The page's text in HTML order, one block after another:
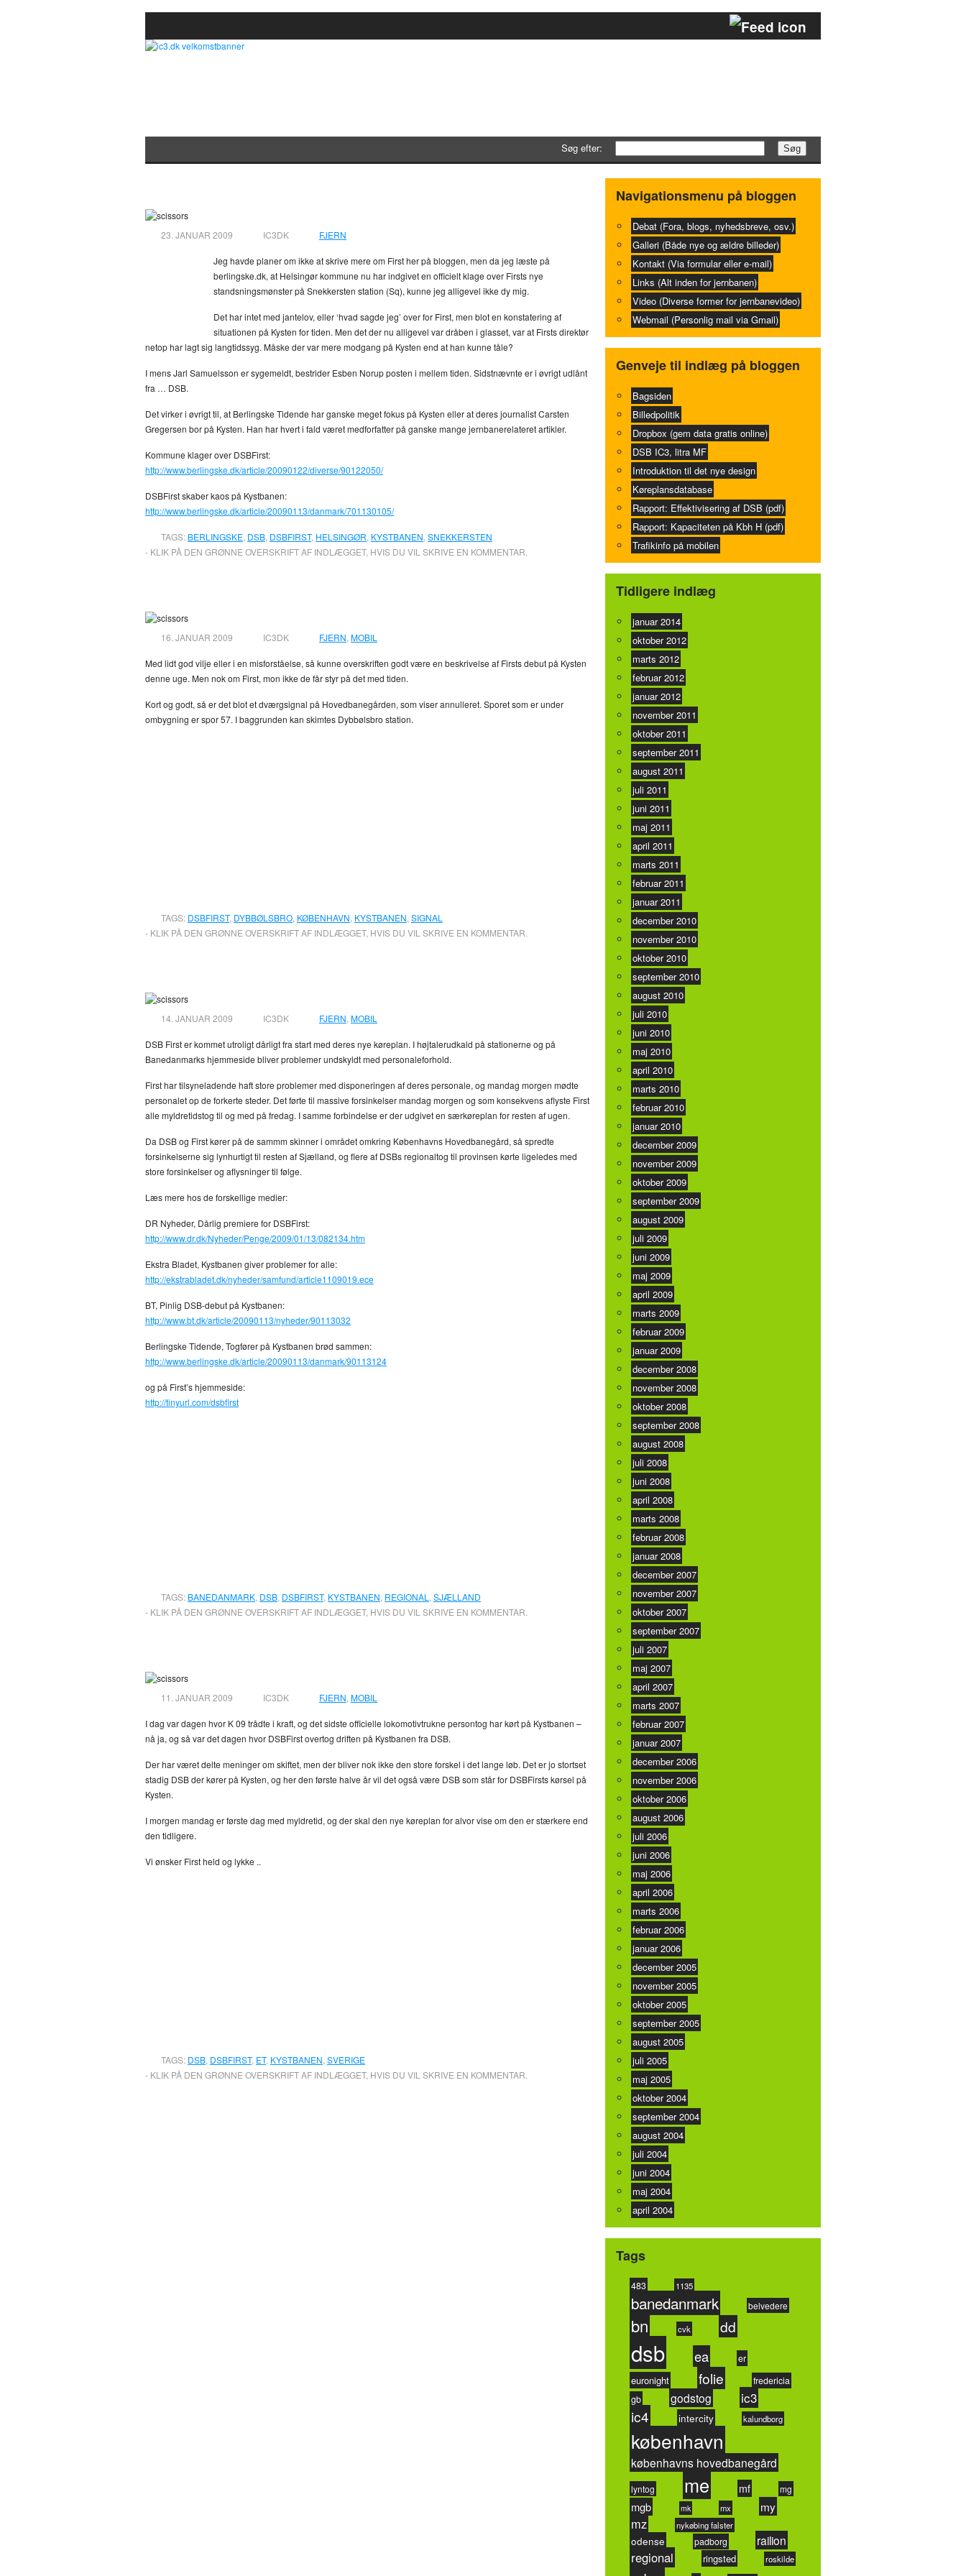
Søg efter:
23. JANUAR 2009 IC3DK FJERN
Jeg havde planer om ikke at skrive mere om First her på bloggen, men da jeg læste på
berlingske.dk, at Helsingør kommune nu har indgivet en officielt klage over Firsts nye
standsningsmønster på Snekkersten station (Sq), kunne jeg alligevel ikke dy mig.
Det har intet med jantelov, eller ‘hvad sagde jeg’ over for First, men blot en konstatering af
situationen på Kysten for tiden. Men det der nu alligevel var dråben i glasset, var at Firsts direktør
netop har lagt sig langtidssyg. Måske der var mere modgang på Kysten end at han kunne tåle?
I mens Jarl Samuelsson er sygemeldt, bestrider Esben Norup posten i mellem tiden. Sidstnævnte er i øvrigt udlånt
fra … DSB.
Det virker i øvrigt til, at Berlingske Tidende har ganske meget fokus på Kysten eller at deres journalist Carsten
Gregersen bor på Kysten. Han har hvert i fald været medforfatter på ganske mange jernbanerelateret artikler.
Kommune klager over DSBFirst:
http://www.berlingske.dk/article/20090122/diverse/90122050/
DSBFirst skaber kaos på Kystbanen:
http://www.berlingske.dk/article/20090113/danmark/701130105/
TAGS: BERLINGSKE DSB DSBFIRST, HELSINGØR KYSTBANEN SNEKKERSTEN
- KLIK PÅ DEN GRØNNE OVERSKRIFT AF INDLÆGGET, HVIS DU VIL SKRIVE EN KOMMENTAR.
16. JANUAR 2009 IC3DK FJERN MOBIL
Med lidt god vilje eller i en misforståelse, så kunne overskriften godt være en beskrivelse af Firsts debut på Kysten
denne uge. Men nok om First, mon ikke de får styr på det med tiden.
Kort og godt, så er det blot et dværgsignal på Hovedbanegården, som viser annulleret. Sporet som er under
ombygning er spor 57. I baggrunden kan skimtes Dybbølsbro station.
TAGS: DSBFIRST, DYBBØLSBRO KØBENHAVN KYSTBANEN SIGNAL
- KLIK PÅ DEN GRØNNE OVERSKRIFT AF INDLÆGGET, HVIS DU VIL SKRIVE EN KOMMENTAR.
14. JANUAR 2009 IC3DK FJERN MOBIL
DSB First er kommet utroligt dårligt fra start med deres nye køreplan. I højtalerudkald på stationerne og på
Banedanmarks hjemmeside bliver problemer undskyldt med personaleforhold.
First har tilsyneladende haft store problemer med disponeringen af deres personale, og mandag morgen mødte
personalet op de forkerte steder. Det førte til massive forsinkelser mandag morgen og som konsekvens aflyste First
alle myldretidstog til og med på fredag. I samme forbindelse er der udgivet en særkøreplan for resten af ugen.
Da DSB og First kører på de sammm skinner i området omkring Københavns Hovedbanegård, så spredte
forsinkelserne sig lynhurtigt til resten af Sjælland, og flere af DSBs regionaltog til provinsen kørte ligeledes med
store forsinkelser og aflysninger til følge.
Læs mere hos de forskellige medier:
DR Nyheder, Dårlig premiere for DSBFirst:
http://www.dr.dk/Nyheder/Penge/2009/01/13/082134.htm
Ekstra Bladet, Kystbanen giver problemer for alle:
http://ekstrabladet.dk/nyheder/samfund/article1109019.ece
BT, Pinlig DSB-debut på Kystbanen:
http://www.bt.dk/article/20090113/nyheder/90113032
Berlingske Tidende, Togfører på Kystbanen brød sammen:
http://www.berlingske.dk/article/20090113/danmark/90113124
og på First’s hjemmeside:
http://tinyurl.com/dsbfirst
TAGS: BANEDANMARK DSB DSBFIRST, KYSTBANEN REGIONAL
SJÆLLAND
- KLIK PÅ DEN GRØNNE OVERSKRIFT AF INDLÆGGET, HVIS DU VIL SKRIVE EN KOMMENTAR.
11. JANUAR 2009 IC3DK FJERN MOBIL
I dag var dagen hvor K 09 trådte i kraft, og det sidste officielle lokomotivtrukne persontog har kørt på Kystbanen –
nå ja, og så var det dagen hvor DSBFirst overtog driften på Kystbanen fra DSB.
Der har været delte meninger om skiftet, men der bliver nok ikke den store forskel i det lange løb. Det er jo stortset
stadig DSB der kører på Kysten, og her den første halve år vil det også være DSB som står for DSBFirsts kørsel på
Kysten.
I morgen mandag er første dag med myldretid, og der skal den nye køreplan for alvor vise om den er stærkere end
den tidligere.
Vi ønsker First held og lykke ..
TAGS: DSB DSBFIRST, ET, KYSTBANEN SVERIGE
- KLIK PÅ DEN GRØNNE OVERSKRIFT AF INDLÆGGET, HVIS DU VIL SKRIVE EN KOMMENTAR.
Navigationsmenu på bloggen
Debat (Fora, blogs, nyhedsbreve, osv.)
Galleri (Både nye og ældre billeder)
Kontakt (Via formular eller e-mail)
Links (Alt inden for jernbanen)
Video (Diverse former for jernbanevideo)
Webmail (Personlig mail via Gmail)
Genveje til indlæg på bloggen
Bagsiden
Billedpolitik
Dropbox (gem data gratis online)
DSB IC3, litra MF
Introduktion til det nye design
Køreplansdatabase
Rapport: Effektivisering af DSB (pdf)
Rapport: Kapaciteten på Kbh H (pdf)
Trafikinfo på mobilen
Tidligere indlæg
januar 2014
oktober 2012
marts 2012
februar 2012
januar 2012
november 2011
oktober 2011
september 2011
august 2011
juli 2011
juni 2011
maj 2011
april 2011
marts 2011
februar 2011
januar 2011
december 2010
november 2010
oktober 2010
september 2010
august 2010
juli 2010
juni 2010
maj 2010
april 2010
marts 2010
februar 2010
januar 2010
december 2009
november 2009
oktober 2009
september 2009
august 2009
juli 2009
juni 2009
maj 2009
april 2009
marts 2009
februar 2009
januar 2009
december 2008
november 2008
oktober 2008
september 2008
august 2008
juli 2008
juni 2008
april 2008
marts 2008
februar 2008
januar 2008
december 2007
november 2007
oktober 2007
september 2007
juli 2007
maj 2007
april 2007
marts 2007
februar 2007
januar 2007
december 2006
november 2006
oktober 2006
august 2006
juli 2006
juni 2006
maj 2006
april 2006
marts 2006
februar 2006
januar 2006
december 2005
november 2005
oktober 2005
september 2005
august 2005
juli 2005
maj 2005
oktober 2004
september 2004
august 2004
juli 2004
juni 2004
maj 2004
april 2004
Tags
483 1135
banedanmark belvedere
bn cvk dd
dsb ea er
euronight folie
fredericia
gb
godstog ic3
ic4 intercity kalundborg
københavn
københavns hovedbanegård
lyntog me mf mg
mgb mk mx my
mz nykøbing falster
odense padborg railion
regional ringsted roskilde